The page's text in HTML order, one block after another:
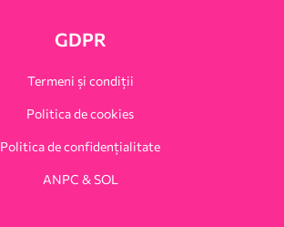
GDPR
Termeni și condiții
Politica de cookies
Politica de confidențialitate
ANPC & SOL